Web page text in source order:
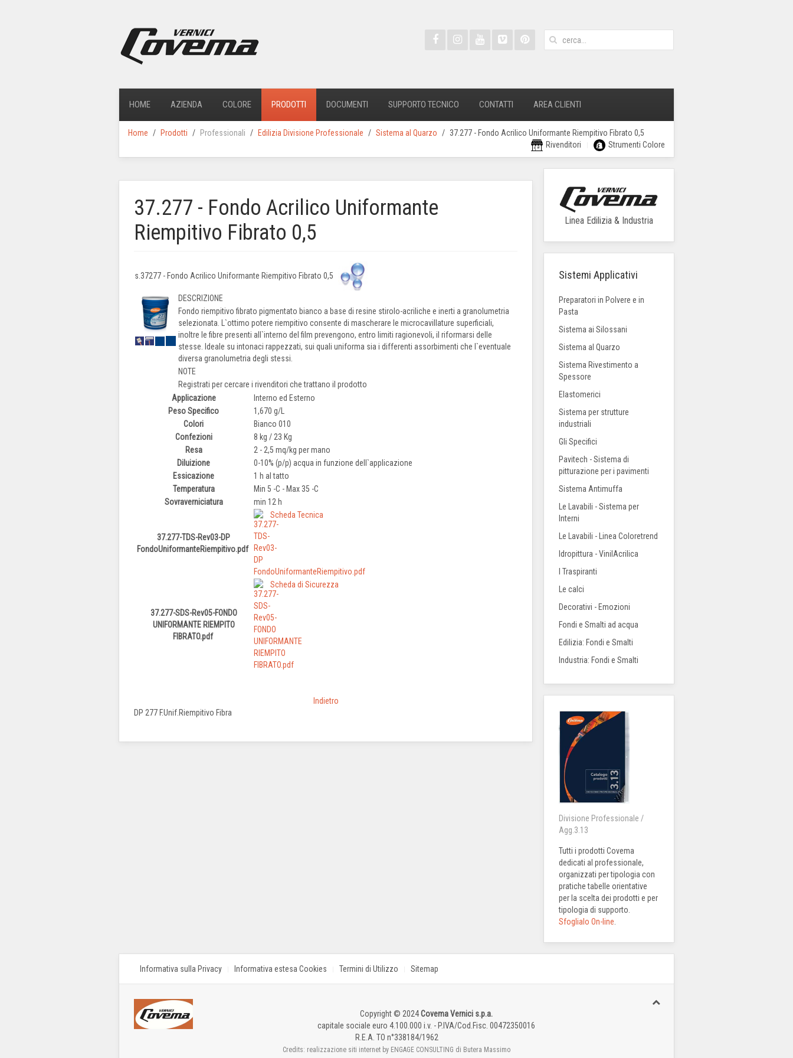
HOME AZIENDA COLORE PRODOTTI DOCUMENTI SUPPORTO TECNICO CONTATTI AREA CLIENTI
Home Prodotti Professionali Edilizia Divisione Professionale Sistema al Quarzo
37.277 - Fondo Acrilico Uniformante Riempitivo Fibrato 0,5
Rivenditori
Strumenti Colore
37.277 - Fondo Acrilico Uniformante
Riempitivo Fibrato 0,5
s.37277 - Fondo Acrilico Uniformante Riempitivo Fibrato 0,5
DESCRIZIONE
Fondo riempitivo fibrato pigmentato bianco a base di resine stirolo-acriliche e inerti a granolumetria
selezionata. L`ottimo potere riempitivo consente di mascherare le microcavillature superficiali,
inoltre le fibre presenti all`interno del film prevengono, entro limiti ragionevoli, il riformarsi delle
stesse. Ideale su intonaci rappezzati, sui quali uniforma sia i differenti assorbimenti che l`eventuale
diversa granolumetria degli stessi.
NOTE
Registrati per cercare i rivenditori che trattano il prodotto
Applicazione
Interno ed Esterno
Peso Specifico
1,670 g/L
Colori
Bianco 010
Confezioni
8 kg / 23 Kg
Resa
2 - 2,5 mq/kg per mano
Diluizione
0-10% (p/p) acqua in funzione dell`applicazione
Essicazione
1 h al tatto
Temperatura
Min 5 -C - Max 35 -C
Sovraverniciatura
min 12 h
37.277-TDS-Rev03-DP
FondoUniformanteRiempitivo.pdf
Scheda Tecnica
37.277-SDS-Rev05-FONDO
UNIFORMANTE RIEMPITO
FIBRATO.pdf
Scheda di Sicurezza
Indietro
DP 277 F.Unif.Riempitivo Fibra
Linea Edilizia & Industria
Sistemi Applicativi
Preparatori in Polvere e in
Pasta
Sistema ai Silossani
Sistema al Quarzo
Sistema Rivestimento a
Spessore
Elastomerici
Sistema per strutture
industriali
Gli Specifici
Pavitech - Sistema di
pitturazione per i pavimenti
Sistema Antimuffa
Le Lavabili - Sistema per
Interni
Le Lavabili - Linea Coloretrend
Idropittura - VinilAcrilica
I Traspiranti
Le calci
Decorativi - Emozioni
Fondi e Smalti ad acqua
Edilizia: Fondi e Smalti
Industria: Fondi e Smalti
Divisione Professionale /
Agg.3.13
Tutti i prodotti Covema
dedicati al professionale,
organizzati per tipologia con
pratiche tabelle orientative
per la scelta dei prodotti e per
tipologia di supporto.
Sfoglialo On-line
Informativa sulla Privacy Informativa estesa Cookies Termini di Utilizzo Sitemap
Copyright © 2024Covema Vernici s.p.a.
capitale sociale euro 4.100.000 i.v. - P.IVA/Cod.Fisc. 00472350016
R.E.A. TO n°338184/1962
Credits: realizzazione siti internet by ENGAGE CONSULTING di Butera Massimo